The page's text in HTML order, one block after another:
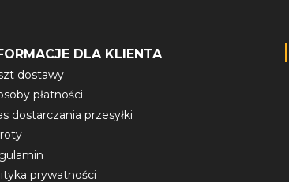
DLA KLIENTA
dostawy
płatności
dostarczania przesyłki
prywatności